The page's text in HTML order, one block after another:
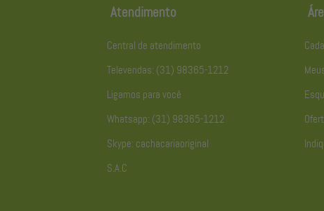
Atendimento
Central de atendimento
Televendas: (31) 98365-1212
Ligamos para você
Whatsapp: (31) 98365-1212
Skype: cachacariaoriginal
S.A.C